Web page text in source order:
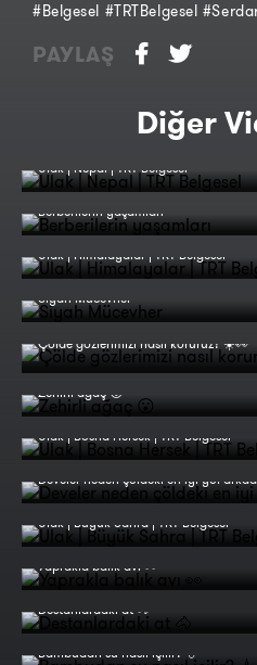
#Belgesel #TRTBelgesel
PAYLAŞ
Diğer
Ulak | Nepal | TRT Belgesel
Berberilerin yaşamları
Ulak | Himalayalar | TRT Belgesel
Siyah Mücevher
Çölde gözlerimizi nasıl koruruz? ☀️👀
Zehirli ağaç 😮
Ulak | Bosna Hersek | TRT Belgesel
Develer neden çöldeki en iyi yol
Ulak | Büyük Sahra | TRT Belgesel
Yaprakla balık avı 👀
Destanlardaki at 🐴
Bambudan su nasıl içilir? 💧